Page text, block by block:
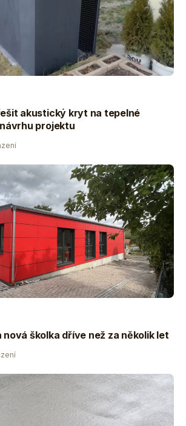
akustický kryt na tepelné
projektu
nová školka dříve než za několik let